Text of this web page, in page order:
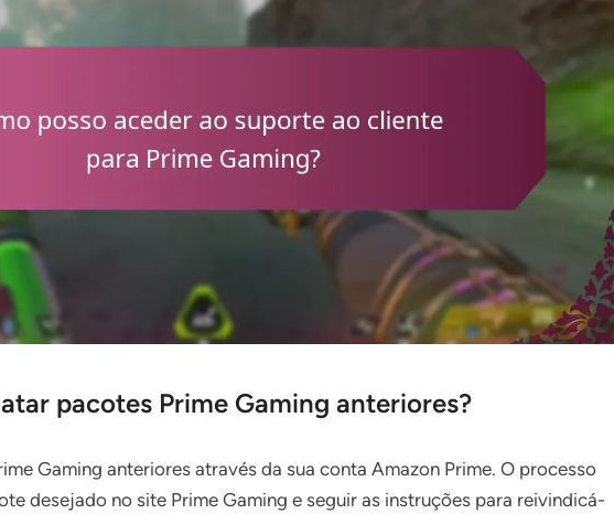
pacotes Prime Gaming anteriores?
Gaming anteriores através da sua conta Amazon Prime. O processo
desejado no site Prime Gaming e seguir as instruções para reivindicá-